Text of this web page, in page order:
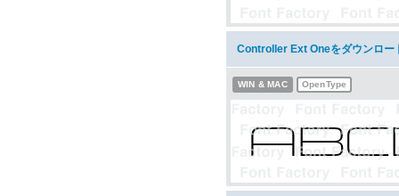
Controller Ext Oneをダウンロー
WIN & MAC OpenType